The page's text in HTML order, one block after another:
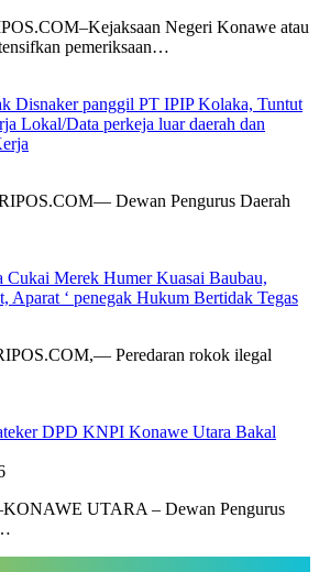
Negeri Konawe atau
pemeriksaan…
Disnaker panggil PT IPIP Kolaka, Tuntut
Lokal/Data perkeja luar daerah dan
Dewan Pengurus Daerah
Cukai Merek Humer Kuasai Baubau,
Aparat ‘ penegak Hukum Bertidak Tegas
Peredaran rokok ilegal
DPD KNPI Konawe Utara Bakal
UTARA – Dewan Pengurus